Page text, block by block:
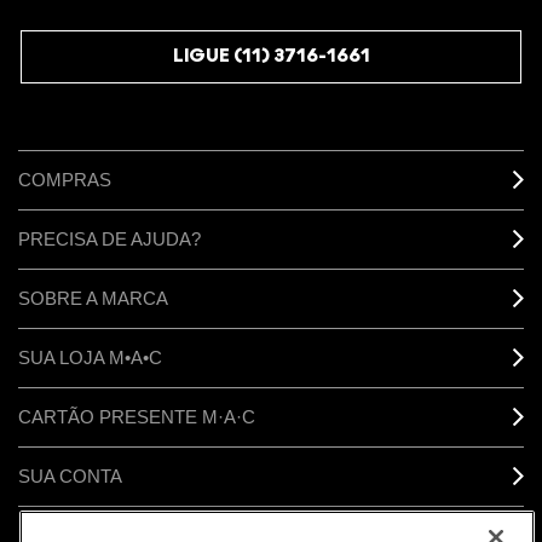
LIGUE (11) 3716-1661
COMPRAS
PRECISA DE AJUDA?
SOBRE A MARCA
SUA LOJA M•A•C
CARTÃO PRESENTE M·A·C
SUA CONTA